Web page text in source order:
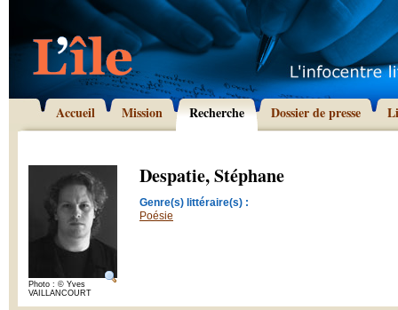
Accueil Mission Recherche Dossier de presse
Photo : © Yves
VAILLANCOURT
Despatie, Stéphane
Genre(s) littéraire(s) :
Poésie